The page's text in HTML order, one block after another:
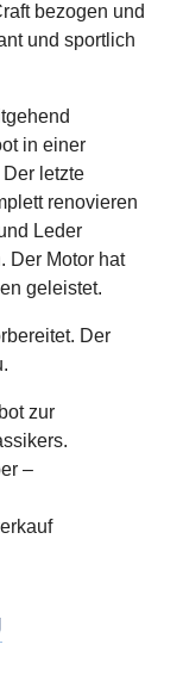
bezogen und
und sportlich
in einer
letzte
renovieren
Leder
Der Motor hat
geleistet.
Der
zur
–